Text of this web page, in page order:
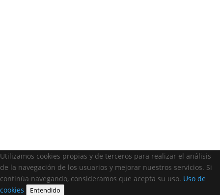
Utilizamos cookies propias y de terceros para realizar el análisis
de la navegación de los usuarios y mejorar nuestros servicios. Si
continúa navegando, consideramos que acepta su uso. Uso de
cookies
Entendido